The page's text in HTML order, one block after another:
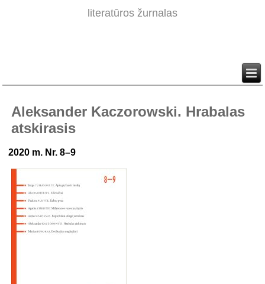
literatūros žurnalas
Aleksander Kaczorowski. Hrabalas
atskirasis
2020 m. Nr. 8–9